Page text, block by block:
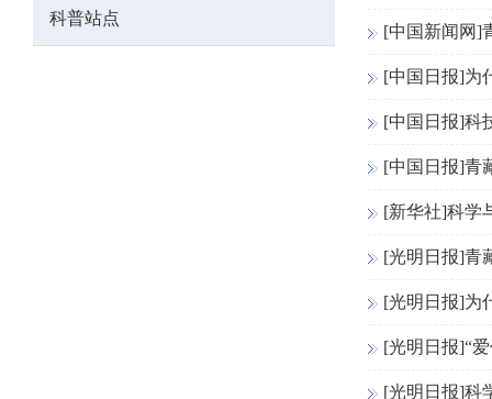
科普站点
[中国新闻网]
[中国日报]为
[中国日报]科
[中国日报]青
[新华社]科学
[光明日报]青
[光明日报]为
[光明日报]“
[光明日报]科